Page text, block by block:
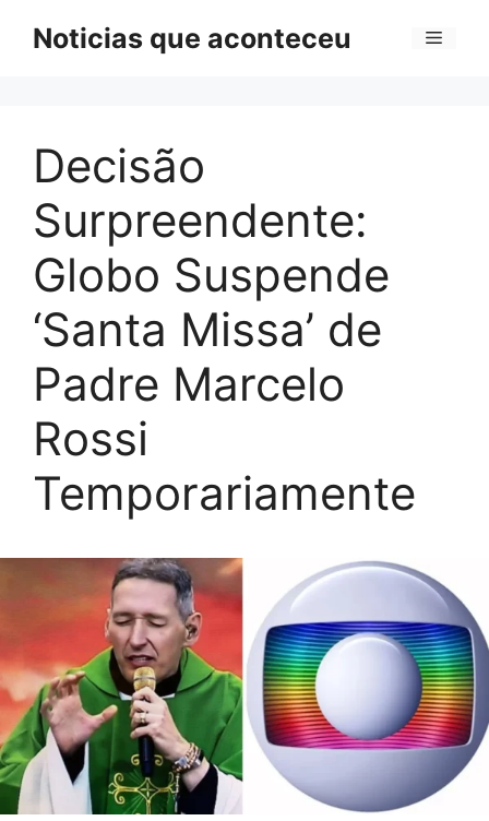
Noticias que aconteceu Menu
Decisão
Surpreendente:
Globo Suspende
‘Santa Missa’ de
Padre Marcelo
Rossi
Temporariamente